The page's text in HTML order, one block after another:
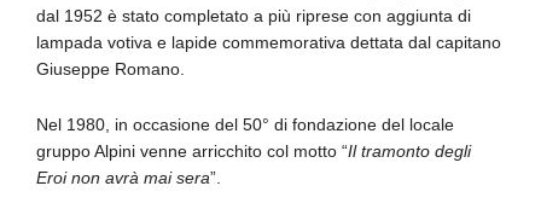
dal 1952 è stato completato a più riprese con aggiunta di
lampada votiva e lapide commemorativa dettata dal capitano
Giuseppe Romano.
Nel 1980, in occasione del 50° di fondazione del locale
gruppo Alpini venne arricchito col motto “Il tramonto degli
Eroi non avrà mai sera”.